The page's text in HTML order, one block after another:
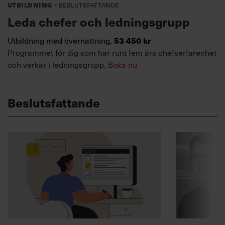
Utbildning · Beslutsfattande
Leda chefer och ledningsgrupp
Utbildning med övernattning, 53 450 kr
Programmet för dig som har runt fem års chefserfarenhet
och verkar i ledningsgrupp. Boka nu
Beslutsfattande